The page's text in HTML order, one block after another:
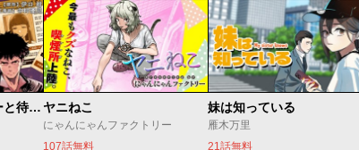
今夜もシリアルキラーと待ち合わせ ヤニねこ
にゃんにゃんファクトリー
107話無料
妹は知っている
雁木万里
21話無料